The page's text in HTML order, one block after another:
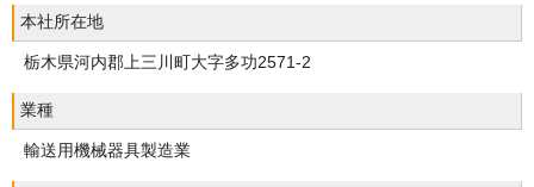
本社所在地
栃木県河内郡上三川町大字多功2571-2
業種
輸送用機械器具製造業